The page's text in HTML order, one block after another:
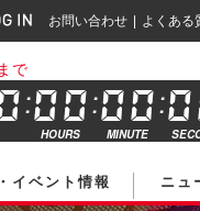
お問い合わせ よくある
で
HOURS MINUTE
イベント情報 ニュ